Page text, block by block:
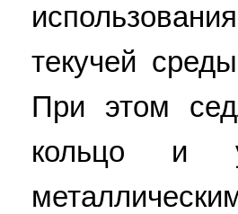
текучей
При этом
кольцо и